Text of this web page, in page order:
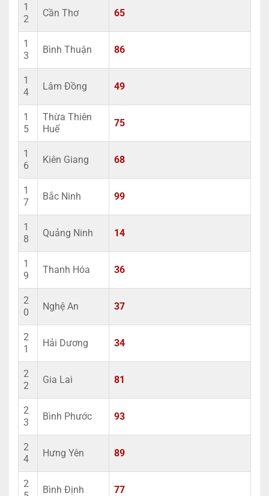
1
2
Cần Thơ 65
1
3
Bình Thuận 86
1
4
Lâm Đồng 49
1
5
Thừa Thiên
Huế
75
1
6
Kiên Giang 68
1
7
Bắc Ninh 99
1
8
Quảng Ninh 14
1
9
Thanh Hóa 36
2
0
Nghệ An 37
2
1
Hải Dương 34
2
2
Gia Lai 81
2
3
Bình Phước 93
2
4
Hưng Yên 89
2
Bình Định 77